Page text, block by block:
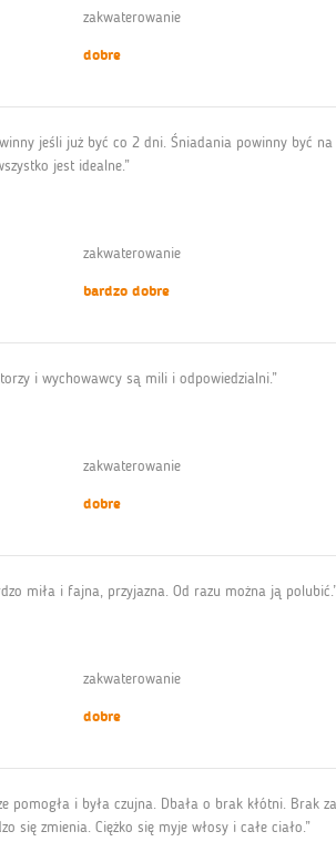
zakwaterowanie
dobre
jeśli już być co 2 dni. Śniadania powinny być
jest idealne.”
zakwaterowanie
bardzo dobre
i wychowawcy są mili i odpowiedzialni.”
zakwaterowanie
dobre
miła i fajna, przyjazna. Od razu można ją polubić.”
zakwaterowanie
dobre
pomogła i była czujna. Dbała o brak kłótni.
się zmienia. Ciężko się myje włosy i całe ciało.”